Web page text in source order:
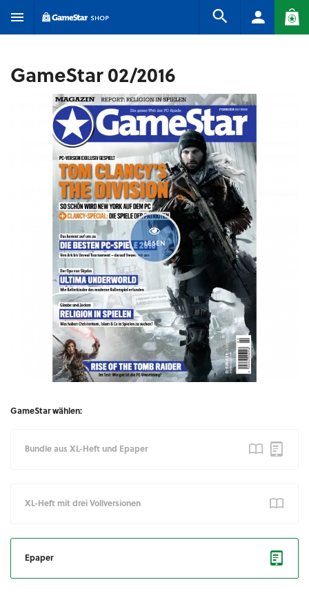
GameStar 02/2016
LESEN
GameStar wählen:
Bundle aus XL-Heft und Epaper
XL-Heft mit drei Vollversionen
Epaper